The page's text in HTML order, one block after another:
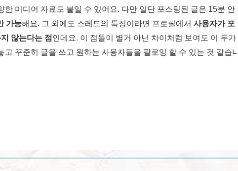
한 미디어 자료도 붙일 수 있어요. 다만 일단 포스팅된 글은 15분 안
가능해요. 그 외에도 스레드의 특징이라면 프로필에서 사용자가 포
않는다는 점 인데요. 이 점들이 별거 아닌 차이처럼 보여도 이 두가
꾸준히 글을 쓰고 원하는 사용자들을 팔로잉 할 수 있는 것 같습니